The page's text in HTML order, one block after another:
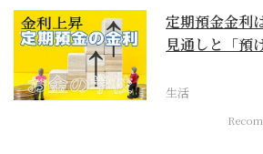
定期預金金利
見通しと「預
生活